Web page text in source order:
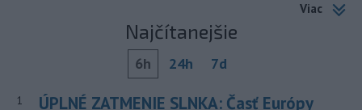
Viac
Najčítanejšie
6h 24h 7d
1
ÚPLNÉ ZATMENIE SLNKA: Časť Európy